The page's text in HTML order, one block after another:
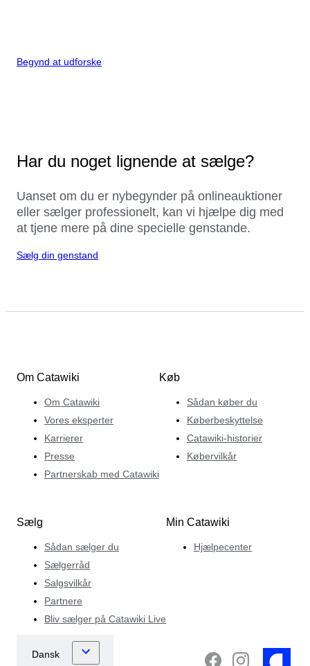
Begynd at udforske
Har du noget lignende at sælge?
Uanset om du er nybegynder på onlineauktioner
eller sælger professionelt, kan vi hjælpe dig med
at tjene mere på dine specielle genstande.
Sælg din genstand
Om Catawiki
Om Catawiki
Vores eksperter
Karrierer
Presse
Partnerskab med Catawiki
Køb
Sådan køber du
Køberbeskyttelse
Catawiki-historier
Købervilkår
Sælg
Sådan sælger du
Sælgerråd
Salgsvilkår
Partnere
Bliv sælger på Catawiki Live
Min Catawiki
Hjælpecenter